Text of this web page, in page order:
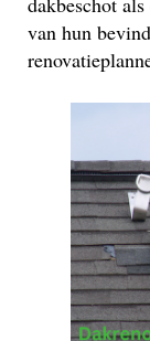
van hun